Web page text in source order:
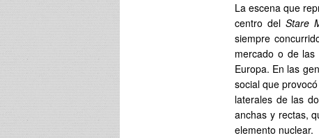
La escena que
centro delStare
siempre
mercado o de
Europa. En las
social que
laterales de las
anchas y rectas,
elemento nuclear.